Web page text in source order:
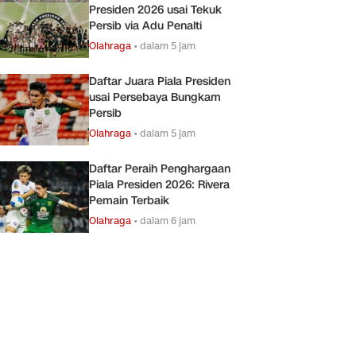
Presiden 2026 usai Tekuk
Persib via Adu Penalti
Olahraga •dalam 5 jam
Daftar Juara Piala Presiden
usai Persebaya Bungkam
Persib
Olahraga •dalam 5 jam
Daftar Peraih Penghargaan
Piala Presiden 2026: Rivera
Pemain Terbaik
Olahraga •dalam 6 jam